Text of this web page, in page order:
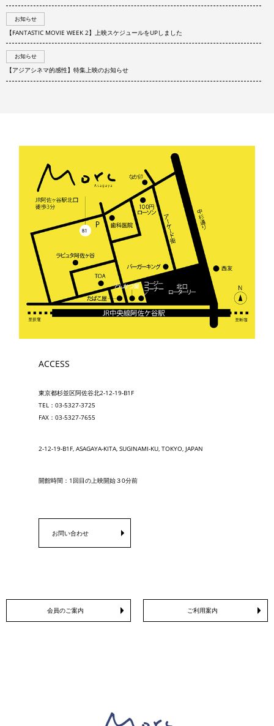
お知らせ
【FANTASTIC MOVIE WEEK 2】上映スケジュールをUPしました
お知らせ
【アジアシネマ的感性】特集上映のお知らせ
ACCESS
東京都杉並区阿佐谷北2-12-19-B1F
TEL：03-5327-3725
FAX：03-5327-7655
2-12-19-B1F, ASAGAYA-KITA, SUGINAMI-KU, TOKYO, JAPAN
開館時間：1回目の上映開始３0分前
お問い合わせ
会員のご案内 ご利用案内